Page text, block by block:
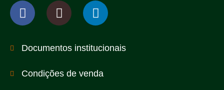
Documentos institucionais
Condições de venda